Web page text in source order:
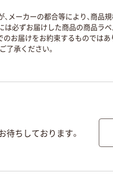
ーカーの都合等により、商品
必ずお届けした商品の商品ラ
のお届けをお約束するものではあ
了承ください。
ちしております。